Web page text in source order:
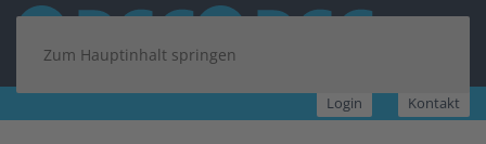
Zum Hauptinhalt springen
Login Kontakt